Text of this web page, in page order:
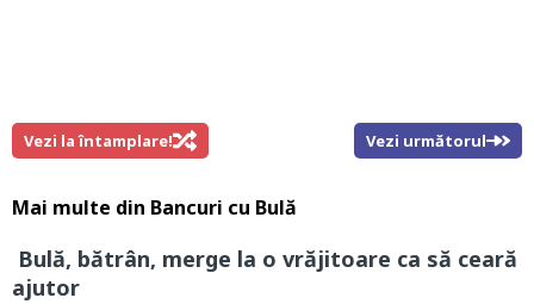
Vezi la întamplare! Vezi următorul
Mai multe din Bancuri cu Bulă
Bulă, bătrân, merge la o vrăjitoare ca să ceară
ajutor